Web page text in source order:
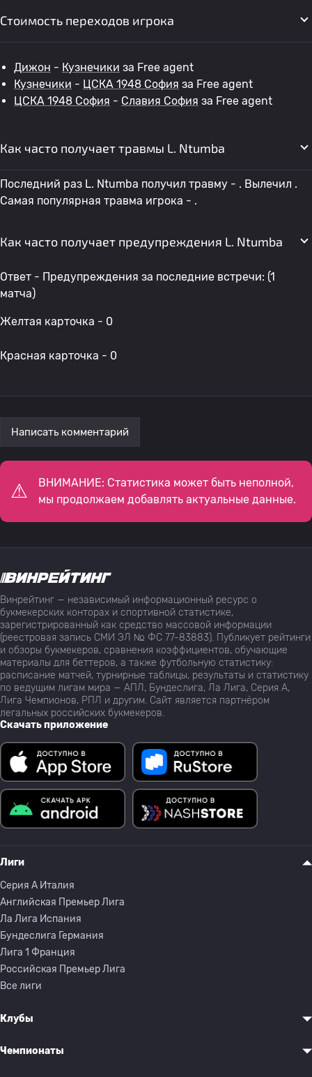
Стоимость переходов игрока
Дижон - Кузнечики за Free agent
Кузнечики - ЦСКА 1948 София за Free agent
ЦСКА 1948 София - Славия София за Free agent
Как часто получает травмы L. Ntumba
Последний раз L. Ntumba получил травму - . Вылечил .
Самая популярная травма игрока - .
Как часто получает предупреждения L. Ntumba
Ответ - Предупреждения за последние встречи: (1
матча)
Желтая карточка - 0
Красная карточка - 0
Написать комментарий
ВНИМАНИЕ: Статистика может быть неполной,
мы продолжаем добавлять актуальные данные.
Винрейтинг — независимый информационный ресурс о
букмекерских конторах и спортивной статистике,
зарегистрированный как средство массовой информации
(реестровая запись СМИ ЭЛ № ФС 77-83883). Публикует рейтинги
и обзоры букмекеров, сравнения коэффициентов, обучающие
материалы для беттеров, а также футбольную статистику:
расписание матчей, турнирные таблицы, результаты и статистику
по ведущим лигам мира — АПЛ, Бундеслига, Ла Лига, Серия А,
Лига Чемпионов, РПЛ и другим. Сайт является партнёром
легальных российских букмекеров.
Скачать приложение
Лиги
Серия A Италия
Английская Премьер Лига
Ла Лига Испания
Бундеслига Германия
Лига 1 Франция
Российская Премьер Лига
Все лиги
Клубы
Чемпионаты